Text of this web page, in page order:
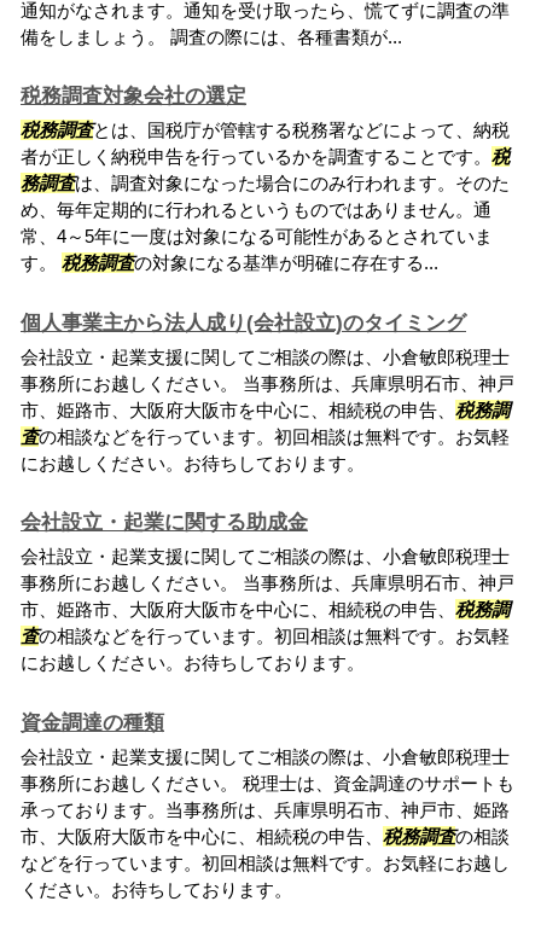
通知がなされます。通知を受け取ったら、慌てずに調査の準
備をしましょう。 調査の際には、各種書類が...
税務調査対象会社の選定
税務調査とは、国税庁が管轄する税務署などによって、納税
者が正しく納税申告を行っているかを調査することです。 税
務調査は、調査対象になった場合にのみ行われます。そのた
め、毎年定期的に行われるというものではありません。通
常、4～5年に一度は対象になる可能性があるとされていま
す。 税務調査の対象になる基準が明確に存在する...
個人事業主から法人成り(会社設立)のタイミング
会社設立・起業支援に関してご相談の際は、小倉敏郎税理士
事務所にお越しください。 当事務所は、兵庫県明石市、神戸
市、姫路市、大阪府大阪市を中心に、相続税の申告、 税務調
査の相談などを行っています。初回相談は無料です。お気軽
にお越しください。お待ちしております。
会社設立・起業に関する助成金
会社設立・起業支援に関してご相談の際は、小倉敏郎税理士
事務所にお越しください。 当事務所は、兵庫県明石市、神戸
市、姫路市、大阪府大阪市を中心に、相続税の申告、 税務調
査の相談などを行っています。初回相談は無料です。お気軽
にお越しください。お待ちしております。
資金調達の種類
会社設立・起業支援に関してご相談の際は、小倉敏郎税理士
事務所にお越しください。 税理士は、資金調達のサポートも
承っております。当事務所は、兵庫県明石市、神戸市、姫路
市、大阪府大阪市を中心に、相続税の申告、 税務調査の相談
などを行っています。初回相談は無料です。お気軽にお越し
ください。お待ちしております。